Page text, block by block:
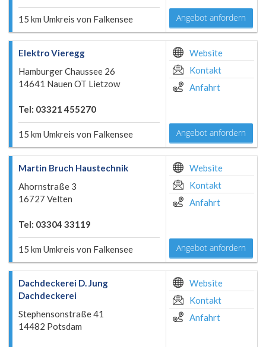
15 km Umkreis von Falkensee Angebot anfordern
Elektro Vieregg
Hamburger Chaussee 26
14641 Nauen OT Lietzow
Tel: 03321 455270
15 km Umkreis von Falkensee
Website
Kontakt
Anfahrt
Angebot anfordern
Martin Bruch Haustechnik
Ahornstraße 3
16727 Velten
Tel: 03304 33119
15 km Umkreis von Falkensee
Website
Kontakt
Anfahrt
Angebot anfordern
Dachdeckerei D. Jung
Dachdeckerei
Stephensonstraße 41
14482 Potsdam
Website
Kontakt
Anfahrt